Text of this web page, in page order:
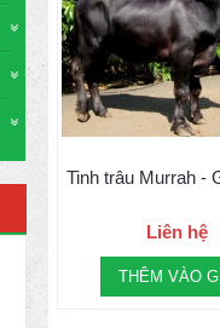
Tinh trâu Murrah -
Liên hệ
THÊM VÀO